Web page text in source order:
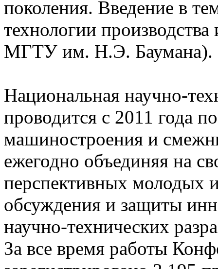
поколения. Введение в
технологии
МГТУ им. Н.Э. Баумана).
Национальная научно-
проводится с 2011 года
машиностроения и
ежегодно объединяя на
перспективных молодых
обсуждения и защиты
научно-технических
За все время работы